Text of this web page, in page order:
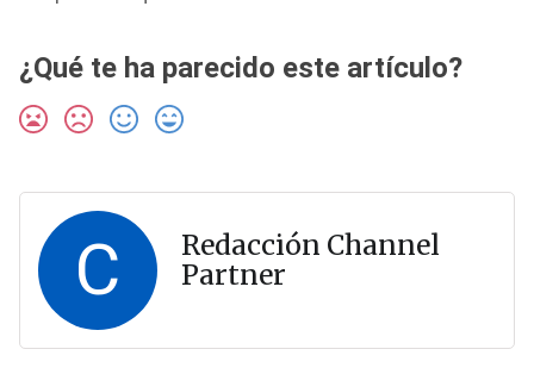
¿Qué te ha parecido este artículo?
C
Redacción Channel
Partner